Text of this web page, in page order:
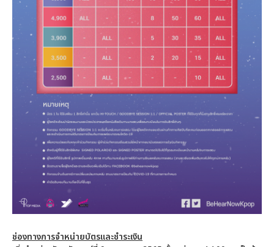
ช่องทางการจำหน่ายบัตรและชำระเงิน